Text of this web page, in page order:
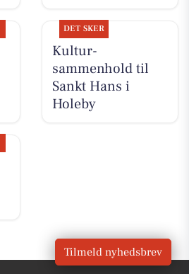
DET SKER
Kultur-
sammenhold til
Sankt Hans i
Holeby
Tilmeld nyhedsbrev